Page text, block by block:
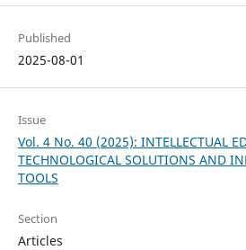
Published
2025-08-01
Issue
Vol. 4 No. 40 (2025): INTELLECTUAL
TECHNOLOGICAL SOLUTIONS AND
TOOLS
Section
Articles